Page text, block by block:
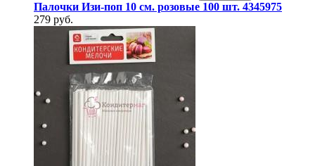
Палочки Изи-поп 10 см. розовые 100 шт. 4345975
279 руб.